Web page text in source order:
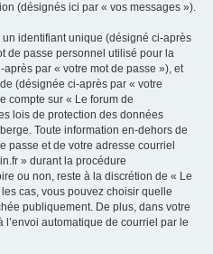
(désignés ici par « vos messages »).
identifiant unique (désigné ci-après
de passe personnel utilisé pour la
par « votre mot de passe »), et
(désignée ci-après par « votre
compte sur « Le forum de
lois de protection des données
Toute information en-dehors de
passe et de votre adresse courriel
» durant la procédure
ou non, reste à la discrétion de « Le
cas, vous pouvez choisir quelle
publiquement. De plus, dans votre
automatique de courriel par le